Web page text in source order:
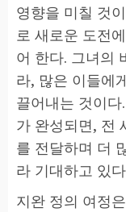
영향을 미칠 것
로 새로운 도전
어 한다. 그녀의
라, 많은 이들에
끌어내는 것이
가 완성되면, 전
를 전달하며 더
라 기대하고 있
지완 정의 여정